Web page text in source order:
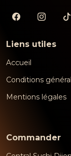
Liens utiles
Accueil
Conditions
Mentions légales
Commander